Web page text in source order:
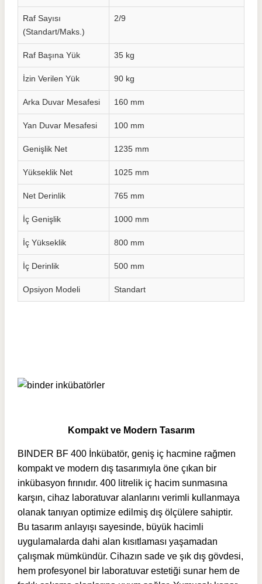
Raf Sayısı
(Standart/Maks.)
2/9
Raf Başına Yük 35 kg
İzin Verilen Yük 90 kg
Arka Duvar Mesafesi 160 mm
Yan Duvar Mesafesi 100 mm
Genişlik Net 1235 mm
Yükseklik Net 1025 mm
Net Derinlik 765 mm
İç Genişlik 1000 mm
İç Yükseklik 800 mm
İç Derinlik 500 mm
Opsiyon Modeli Standart
Kompakt ve Modern Tasarım
BINDER BF 400 İnkübatör, geniş iç hacmine rağmen
kompakt ve modern dış tasarımıyla öne çıkan bir
inkübasyon fırınıdır. 400 litrelik iç hacim sunmasına
karşın, cihaz laboratuvar alanlarını verimli kullanmaya
olanak tanıyan optimize edilmiş dış ölçülere sahiptir.
Bu tasarım anlayışı sayesinde, büyük hacimli
uygulamalarda dahi alan kısıtlaması yaşamadan
çalışmak mümkündür. Cihazın sade ve şık dış gövdesi,
hem profesyonel bir laboratuvar estetiği sunar hem de